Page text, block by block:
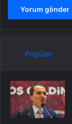
Popüler